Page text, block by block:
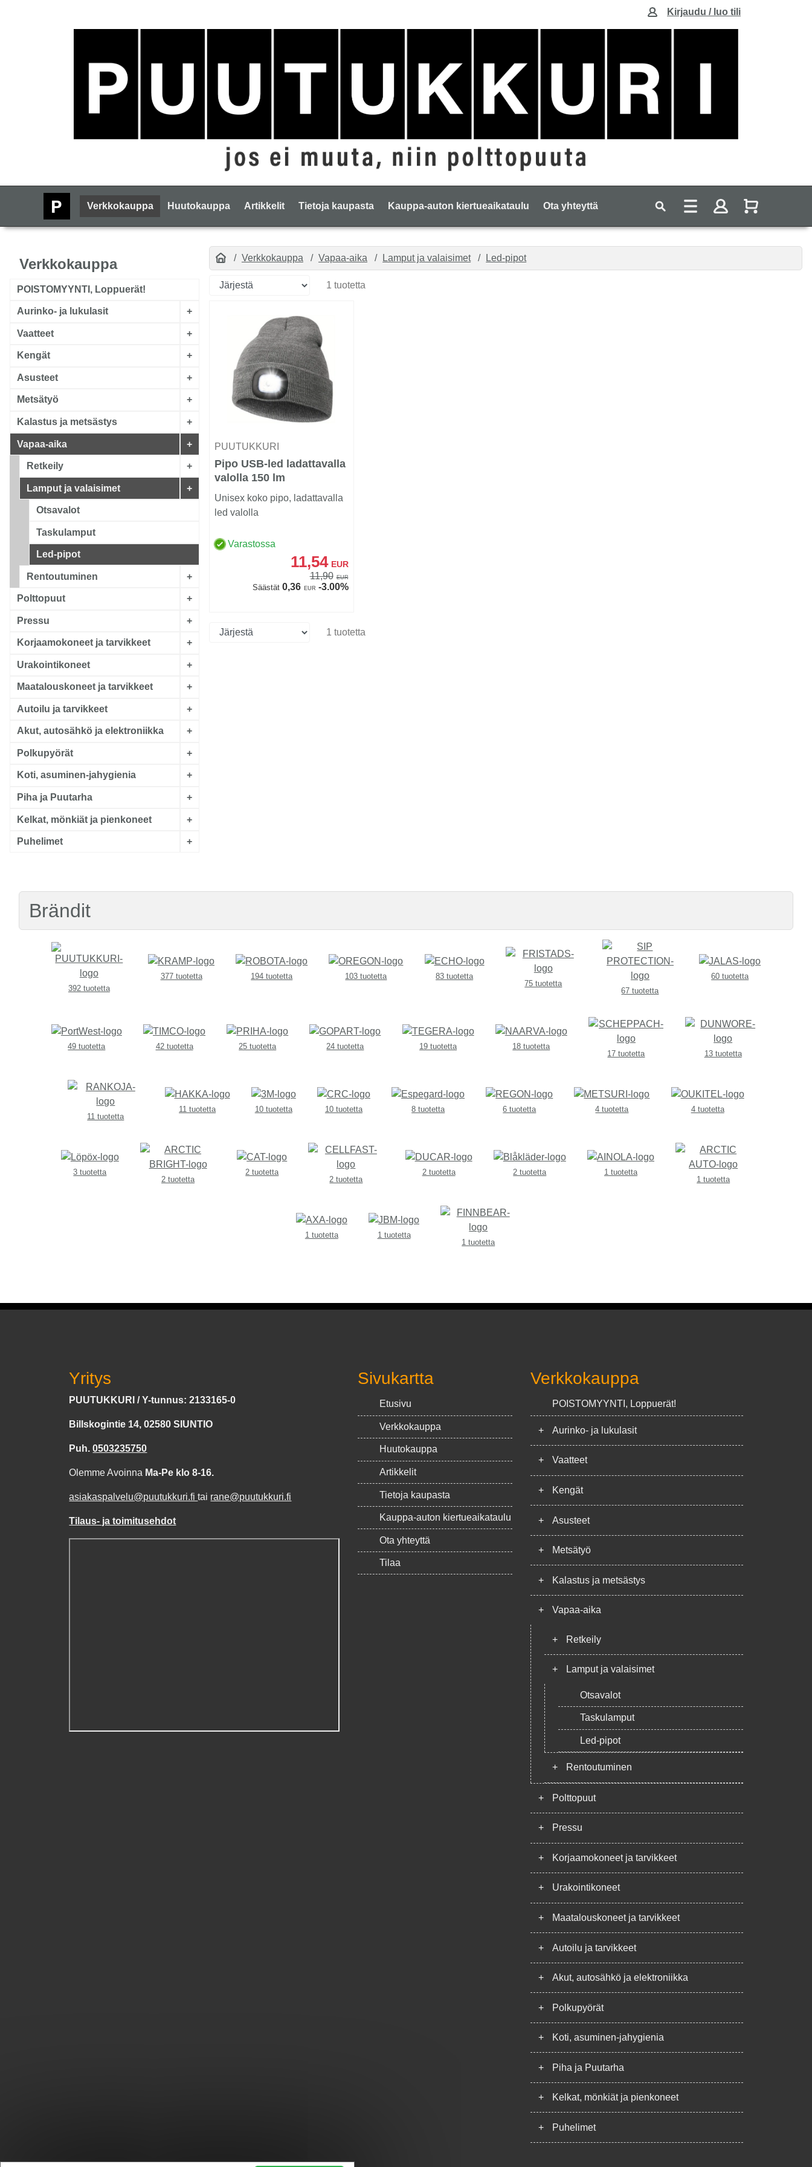
Kirjaudu / luo tili
Verkkokauppa Huutokauppa Artikkelit Tietoja kaupasta Kauppa-auton kiertueaikataulu Ota yhteyttä
Verkkokauppa
POISTOMYYNTI, Loppuerät!
Aurinko- ja lukulasit +
Vaatteet +
Kengät +
Asusteet +
Metsätyö +
Kalastus ja metsästys +
Vapaa-aika +
Retkeily +
Lamput ja valaisimet +
Otsavalot
Taskulamput
Led-pipot
Rentoutuminen +
Polttopuut +
Pressu +
Korjaamokoneet ja tarvikkeet +
Urakointikoneet +
Maatalouskoneet ja tarvikkeet +
Autoilu ja tarvikkeet +
Akut, autosähkö ja elektroniikka +
Polkupyörät +
Koti, asuminen-jahygienia +
Piha ja Puutarha +
Kelkat, mönkiät ja pienkoneet +
Puhelimet +
Verkkokauppa Vapaa-aika Lamput ja valaisimet Led-pipot
1 tuotetta
PUUTUKKURI
Pipo USB-led ladattavalla
valolla 150 lm
Unisex koko pipo, ladattavalla
led valolla
Varastossa
11,54 EUR
11,90 EUR
Säästät0,36 EUR -3.00%
1 tuotetta
Brändit
392 tuotetta
377 tuotetta 194 tuotetta 103 tuotetta
83 tuotetta
75 tuotetta
67 tuotetta
60 tuotetta
49 tuotetta 42 tuotetta 25 tuotetta 24 tuotetta 19 tuotetta
18 tuotetta
17 tuotetta
13 tuotetta
11 tuotetta
11 tuotetta 10 tuotetta 10 tuotetta 8 tuotetta 6 tuotetta 4 tuotetta 4 tuotetta
3 tuotetta
2 tuotetta
2 tuotetta
2 tuotetta
2 tuotetta 2 tuotetta
1 tuotetta
1 tuotetta
1 tuotetta
1 tuotetta
1 tuotetta
Yritys
PUUTUKKURI / Y-tunnus: 2133165-0
Billskogintie 14, 02580 SIUNTIO
Puh.0503235750
Olemme Avoinna Ma-Pe klo 8-16.
asiakaspalvelu@puutukkuri.fitai rane@puutukkuri.fi
Tilaus- ja toimitusehdot
Sivukartta
Etusivu
Verkkokauppa
Huutokauppa
Artikkelit
Tietoja kaupasta
Kauppa-auton kiertueaikataulu
Ota yhteyttä
Tilaa
Verkkokauppa
POISTOMYYNTI, Loppuerät!
+ Aurinko- ja lukulasit
+ Vaatteet
+ Kengät
+ Asusteet
+ Metsätyö
+ Kalastus ja metsästys
+ Vapaa-aika
+ Retkeily
+ Lamput ja valaisimet
Otsavalot
Taskulamput
Led-pipot
+ Rentoutuminen
+ Polttopuut
+ Pressu
+ Korjaamokoneet ja tarvikkeet
+ Urakointikoneet
+ Maatalouskoneet ja tarvikkeet
+ Autoilu ja tarvikkeet
+ Akut, autosähkö ja elektroniikka
+ Polkupyörät
+ Koti, asuminen-jahygienia
+ Piha ja Puutarha
+ Kelkat, mönkiät ja pienkoneet
+ Puhelimet